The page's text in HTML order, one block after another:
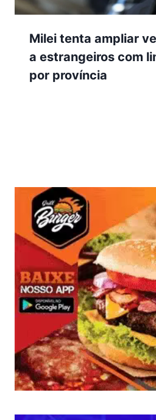
Milei tenta ampliar
a estrangeiros com
por província